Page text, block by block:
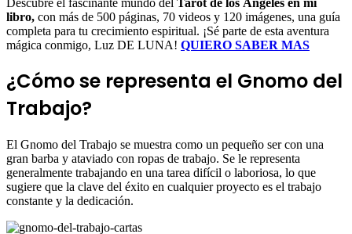
libro, con más de 500 páginas, 70 videos y 120 imágenes, una guía
completa para tu crecimiento espiritual. ¡Sé parte de esta aventura
mágica conmigo, Luz DE LUNA! QUIERO SABER MAS
¿Cómo se representa el Gnomo del
Trabajo?
El Gnomo del Trabajo se muestra como un pequeño ser con una
gran barba y ataviado con ropas de trabajo. Se le representa
generalmente trabajando en una tarea difícil o laboriosa, lo que
sugiere que la clave del éxito en cualquier proyecto es el trabajo
constante y la dedicación.